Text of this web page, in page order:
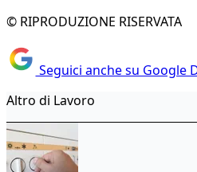
© RIPRODUZIONE RISERVATA
Seguici anche su Google
Altro di Lavoro